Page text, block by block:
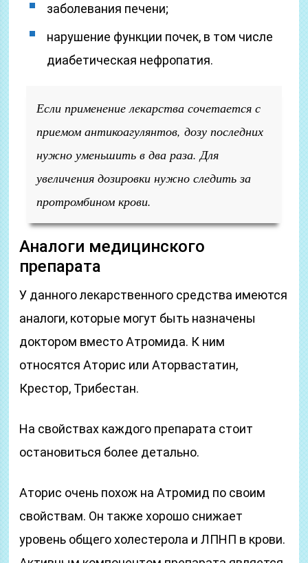
заболевания печени;
нарушение функции почек, в том числе
диабетическая нефропатия.
Если применение лекарства сочетается с
приемом антикоагулянтов, дозу последних
нужно уменьшить в два раза. Для
увеличения дозировки нужно следить за
протромбином крови.
Аналоги медицинского
препарата
У данного лекарственного средства имеются
аналоги, которые могут быть назначены
доктором вместо Атромида. К ним
относятся Аторис или Аторвастатин,
Крестор, Трибестан.
На свойствах каждого препарата стоит
остановиться более детально.
Аторис очень похож на Атромид по своим
свойствам. Он также хорошо снижает
уровень общего холестерола и ЛПНП в крови.